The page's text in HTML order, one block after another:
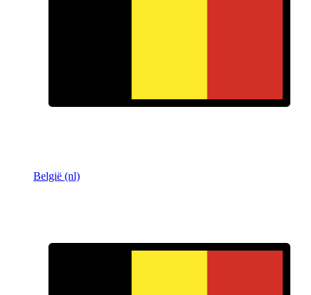
België (nl)